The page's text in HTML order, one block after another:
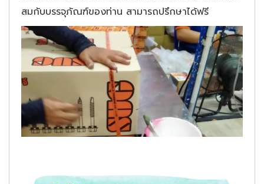
สมกับบรรจุภัณฑ์ของท่าน สามารถปรึกษาได้ฟรี